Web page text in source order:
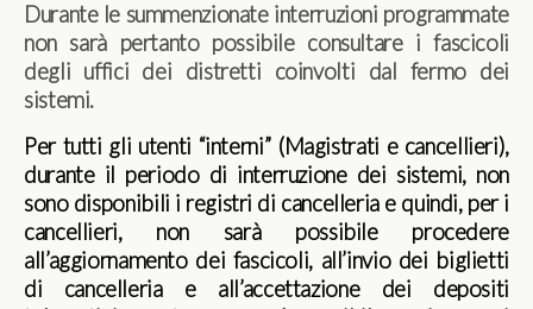
Durante le summenzionate interruzioni programmate
non sarà pertanto possibile consultare i fascicoli
degli uffici dei distretti coinvolti dal fermo dei
sistemi.
Per tutti gli utenti “interni” (Magistrati e cancellieri),
durante il periodo di interruzione dei sistemi, non
sono disponibili i registri di cancelleria e quindi, per i
cancellieri, non sarà possibile procedere
all’aggiornamento dei fascicoli, all’invio dei biglietti
di cancelleria e all’accettazione dei depositi